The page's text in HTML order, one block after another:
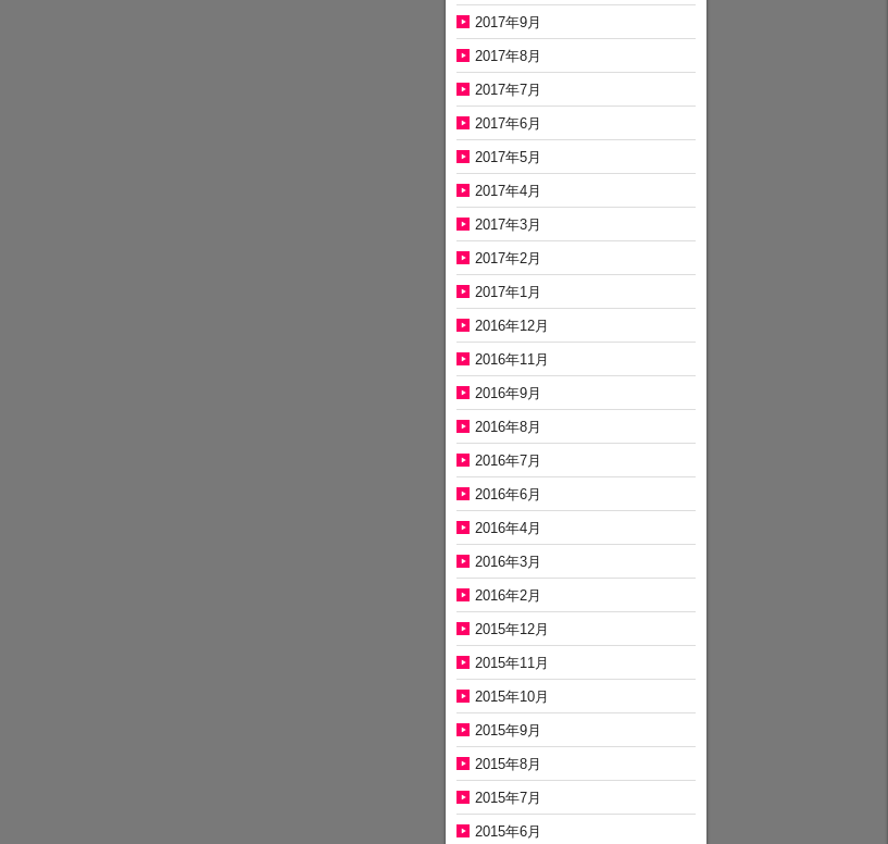
2017年9月
2017年8月
2017年7月
2017年6月
2017年5月
2017年4月
2017年3月
2017年2月
2017年1月
2016年12月
2016年11月
2016年9月
2016年8月
2016年7月
2016年6月
2016年4月
2016年3月
2016年2月
2015年12月
2015年11月
2015年10月
2015年9月
2015年8月
2015年7月
2015年6月